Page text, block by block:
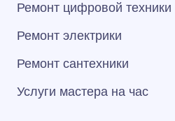
Ремонт цифровой техники
Ремонт электрики
Ремонт сантехники
Услуги мастера на час